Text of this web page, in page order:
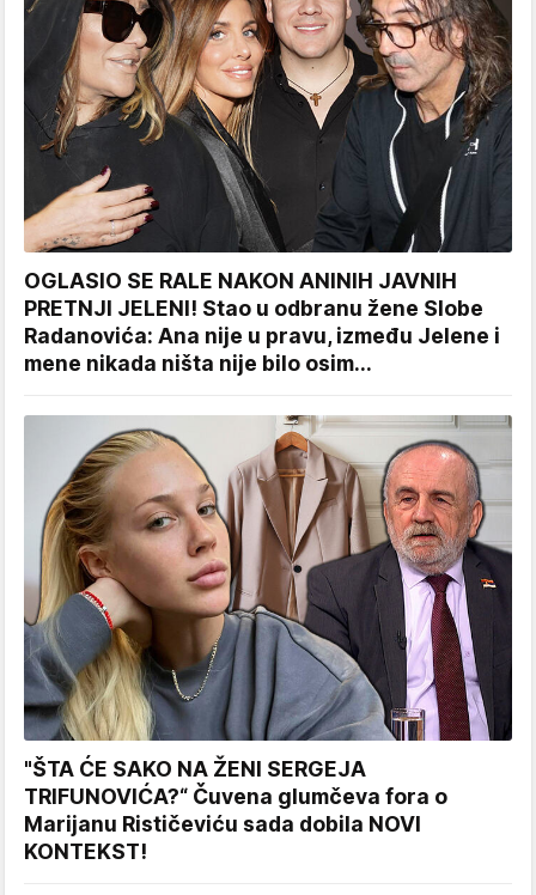
OGLASIO SE RALE NAKON ANINIH JAVNIH
PRETNJI JELENI! Stao u odbranu žene Slobe
Radanovića: Ana nije u pravu, između Jelene i
mene nikada ništa nije bilo osim...
"ŠTA ĆE SAKO NA ŽENI SERGEJA
TRIFUNOVIĆA?“ Čuvena glumčeva fora o
Marijanu Rističeviću sada dobila NOVI
KONTEKST!